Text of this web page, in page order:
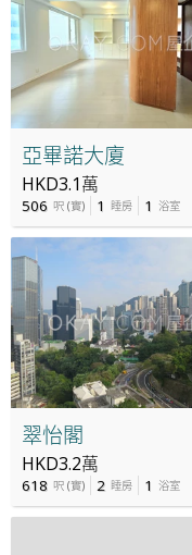
亞畢諾大廈
HKD3.1萬
506 呎 (實) 1 睡房 1 浴室
翠怡閣
HKD3.2萬
618 呎 (實) 2 睡房 1 浴室